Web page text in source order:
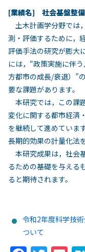
[業績名] 社会基盤整備
土木計画学分野では
測・評価するために，
評価手法の研究が膨大
には，“政策実施に伴
方都市の成長/衰退）”
要な課題があります。
本研究では，この課
変化に関する都市経済
を継続して進めていま
長期的効果の計量化法
本研究成果は，社会
るための基礎を与える
ると期待されます。
令和2年度科学技
ついて